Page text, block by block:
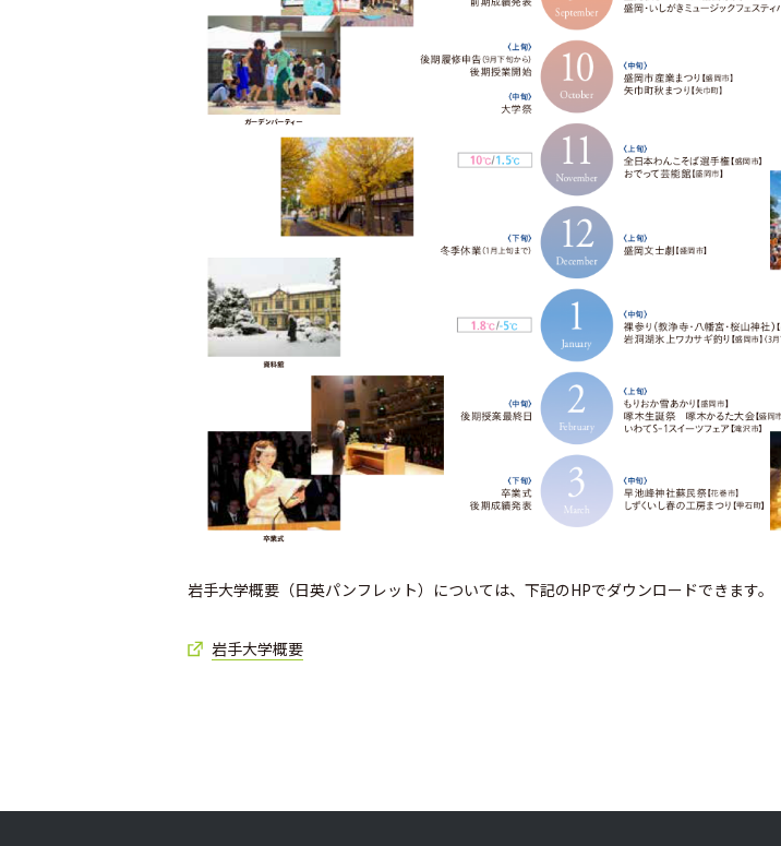
岩手大学概要（日英パンフレット）については、下記のHPでダウンロードできます。
岩手大学概要